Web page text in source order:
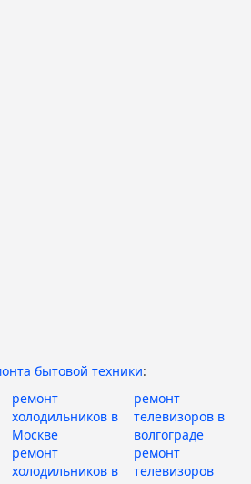
бытовой техники:
ремонт
холодильников в
Москве
ремонт
телевизоров в
волгограде
ремонт
холодильников в
ремонт
телевизоров